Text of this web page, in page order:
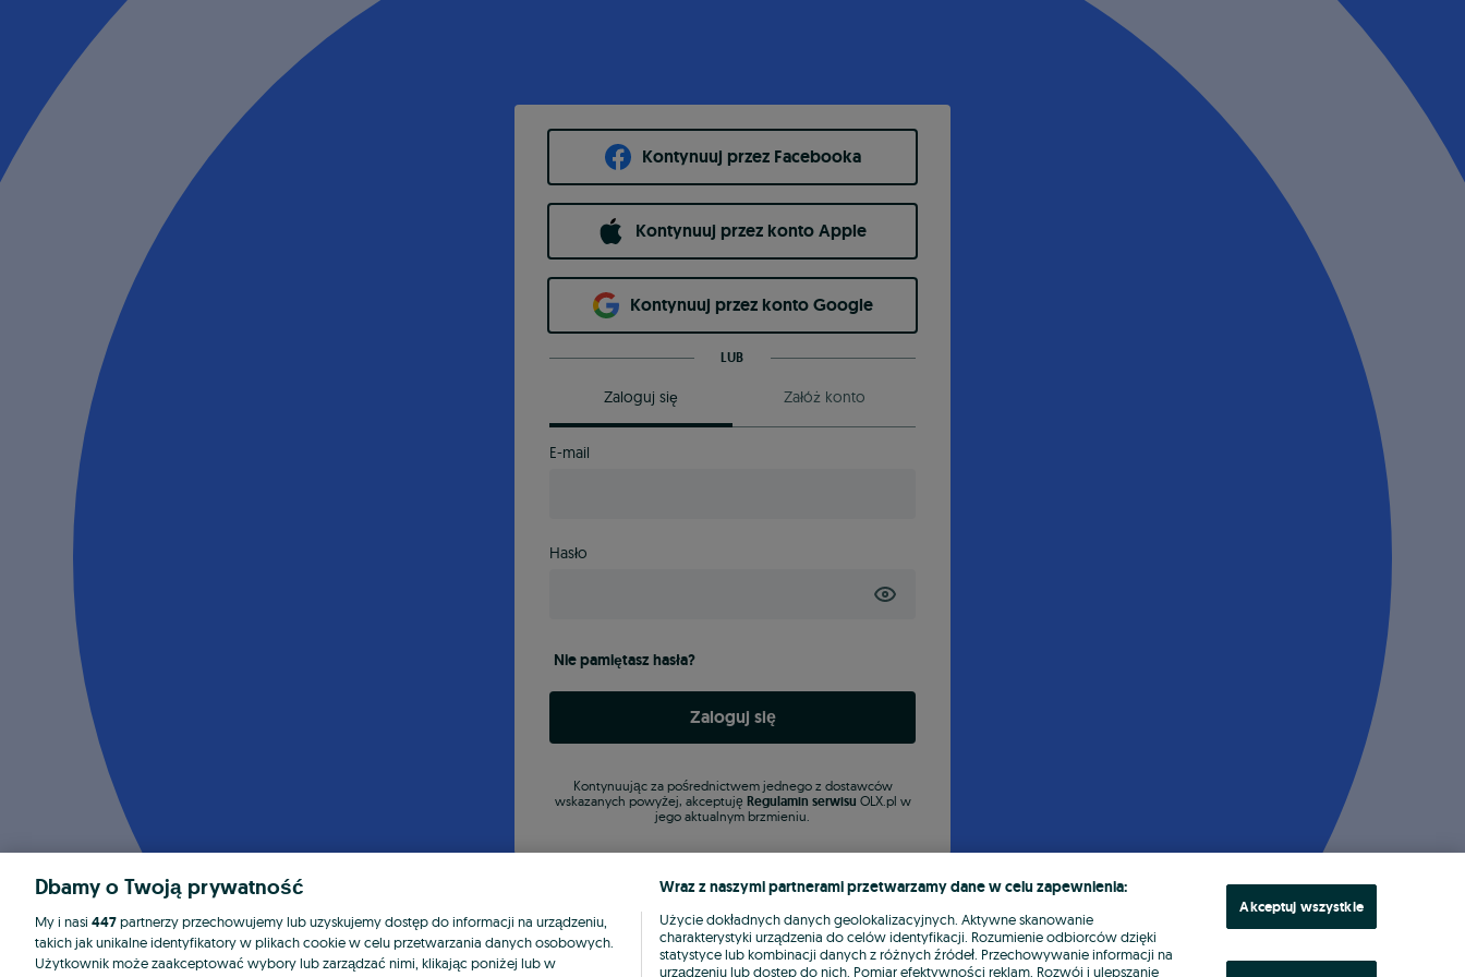
Kontynuuj przez Facebooka
Kontynuuj przez konto Apple
Kontynuuj przez konto Google
LUB
Zaloguj się Załóż konto
E-mail
Hasło
Nie pamiętasz hasła?
Zaloguj się
Kontynuując za pośrednictwem jednego z dostawców
wskazanych powyżej, akceptuję Regulamin serwisu OLX.pl w
jego aktualnym brzmieniu.
Dbamy o Twoją prywatność
My i nasi 447partnerzy przechowujemy lub uzyskujemy dostęp do informacji na urządzeniu,
takich jak unikalne identyfikatory w plikach cookie w celu przetwarzania danych osobowych.
Użytkownik może zaakceptować wybory lub zarządzać nimi, klikając poniżej lub w
Wraz z naszymi partnerami przetwarzamy dane w celu zapewnienia:
Użycie dokładnych danych geolokalizacyjnych. Aktywne skanowanie
charakterystyki urządzenia do celów identyfikacji. Rozumienie odbiorców dzięki
statystyce lub kombinacji danych z różnych źródeł. Przechowywanie informacji na
urządzeniu lub dostęp do nich. Pomiar efektywności reklam. Rozwój i ulepszanie
Akceptuj wszystkie